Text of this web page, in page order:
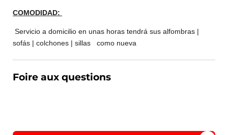
COMODIDAD:
Servicio a domicilio en unas horas tendrá sus alfombras |
sofás | colchones | sillas
como nueva
Foire aux questions